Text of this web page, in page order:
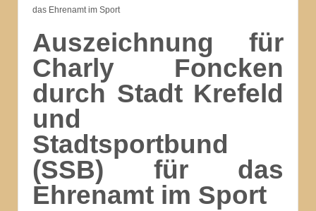
das Ehrenamt im Sport
Auszeichnung für
Charly Foncken
durch Stadt Krefeld
und
Stadtsportbund
(SSB) für das
Ehrenamt im Sport